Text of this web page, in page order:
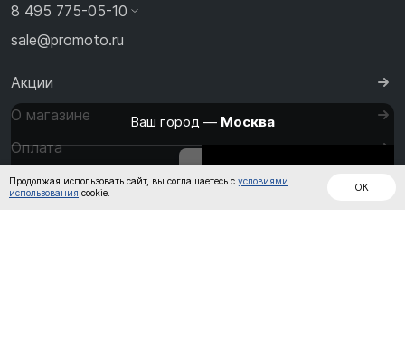
Дождевики Куртки Шлемы
8 495 775-05-10
sale@promoto.ru
Акции
О магазине
Оплата
Доставка
Ваш город — Москва
ОК
Продолжая использовать сайт, вы соглашаетесь с условиями
использования cookie.